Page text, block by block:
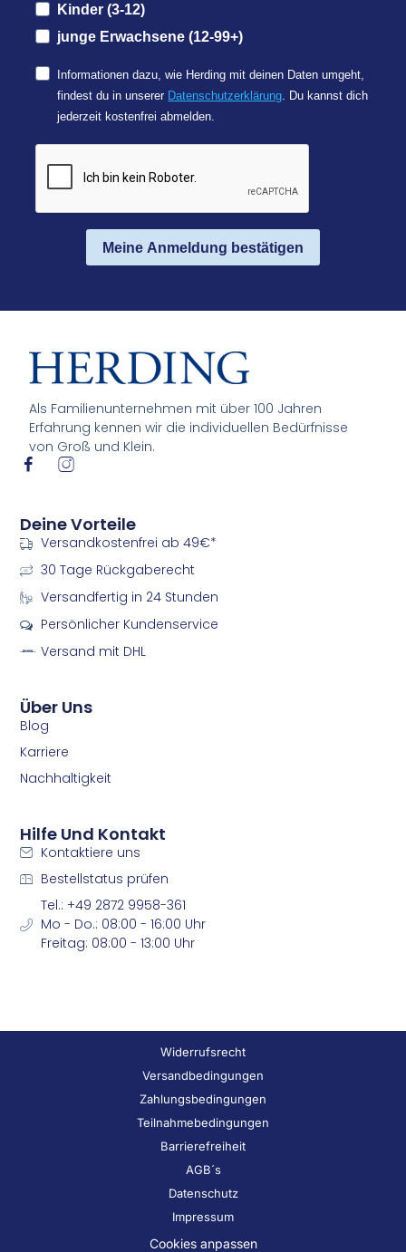
Kinder (3-12)
junge Erwachsene (12-99+)
Informationen dazu, wie Herding mit deinen Daten umgeht,
findest du in unserer Datenschutzerklärung. Du kannst dich
jederzeit kostenfrei abmelden.
Meine Anmeldung bestätigen
Als Familienunternehmen mit über 100 Jahren
Erfahrung kennen wir die individuellen Bedürfnisse
von Groß und Klein.
I
-
f
a
c
e
b
o
k
I
-
i
n
s
t
g
a
Über Uns
Blog
Karriere
Nachhaltigkeit
Deine Vorteile
Versandkostenfrei ab 49€*
30 Tage Rückgaberecht
Versandfertig in 24 Stunden
Persönlicher Kundenservice
Versand mit DHL
Hilfe Und Kontakt
Kontaktiere uns
Bestellstatus prüfen
Tel.: +49 2872 9958-361
Mo - Do.: 08:00 - 16:00 Uhr
Freitag: 08:00 - 13:00 Uhr
Widerrufsrecht
Versandbedingungen
Zahlungsbedingungen
Teilnahmebedingungen
Barrierefreiheit
AGB´s
Datenschutz
Impressum
Cookies anpassen